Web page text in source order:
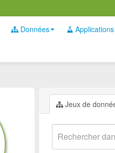
Données Applications
Jeux de